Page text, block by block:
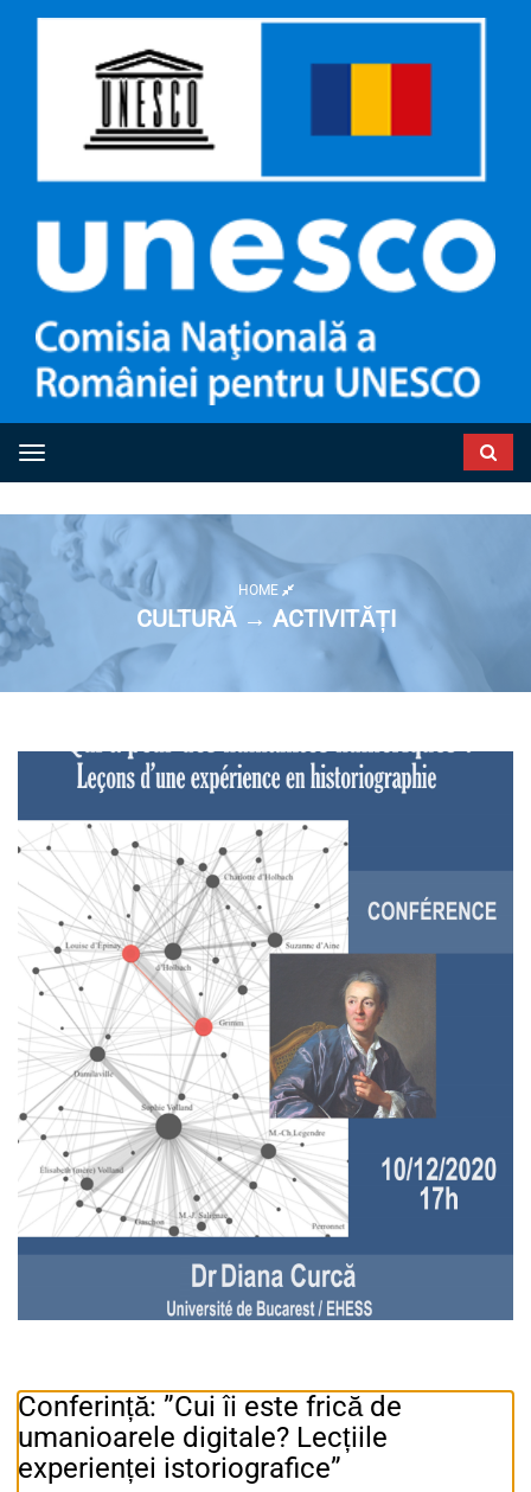
Toggle navigation
HOME
CULTURĂ → ACTIVITĂȚI
Conferință: ”Cui îi este frică de
umanioarele digitale? Lecțiile
experienței istoriografice”